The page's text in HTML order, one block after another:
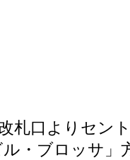
札口よりセン
・ブロッサ」